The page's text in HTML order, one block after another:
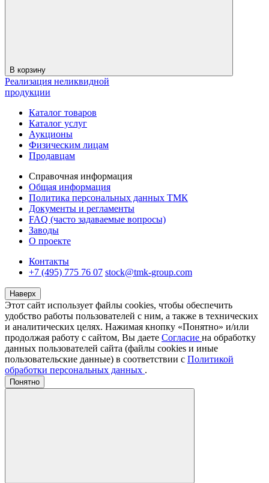
В корзину
Реализация неликвидной
продукции
Каталог товаров
Каталог услуг
Аукционы
Физическим лицам
Продавцам
Справочная информация
Общая информация
Политика персональных данных ТМК
Документы и регламенты
FAQ (часто задаваемые вопросы)
Заводы
О проекте
Контакты
+7 (495) 775 76 07 stock@tmk-group.com
Наверх
Этот сайт использует файлы cookies, чтобы обеспечить
удобство работы пользователей с ним, а также в технических
и аналитических целях. Нажимая кнопку «Понятно» и/или
продолжая работу с сайтом, Вы даете Согласие на обработку
данных пользователей сайта (файлы cookies и иные
пользовательские данные) в соответствии с Политикой
обработки персональных данных .
Понятно